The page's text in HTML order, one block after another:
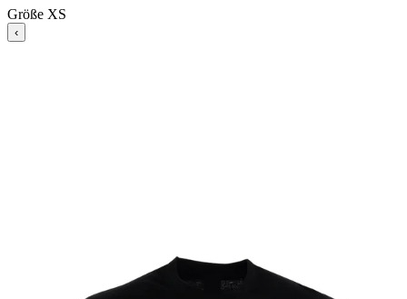
Größe XS
‹